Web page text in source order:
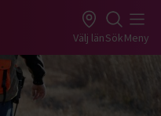
Välj länSökMeny